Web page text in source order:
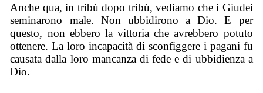
Anche qua, in tribù dopo tribù, vediamo che i Giudei
seminarono male. Non ubbidirono a Dio. E per
questo, non ebbero la vittoria che avrebbero potuto
ottenere. La loro incapacità di sconfiggere i pagani fu
causata dalla loro mancanza di fede e di ubbidienza a
Dio.